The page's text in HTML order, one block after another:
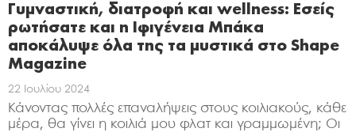
Γυμναστική, διατροφή και wellness: Εσείς
ρωτήσατε και η Ιφιγένεια Μπάκα
αποκάλυψε όλα της τα μυστικά στο Shape
Magazine
22 Ιουλίου 2024
Κάνοντας πολλές επαναλήψεις στους κοιλιακούς, κάθε
μέρα, θα γίνει η κοιλιά μου φλατ και γραμμωμένη; Οι